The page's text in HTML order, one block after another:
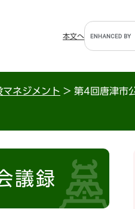
本文へ
G
o
g
l
ス
ム
検
索
マネジメント > 第4回唐津市
議録